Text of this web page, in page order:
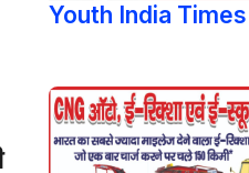
Youth India Times